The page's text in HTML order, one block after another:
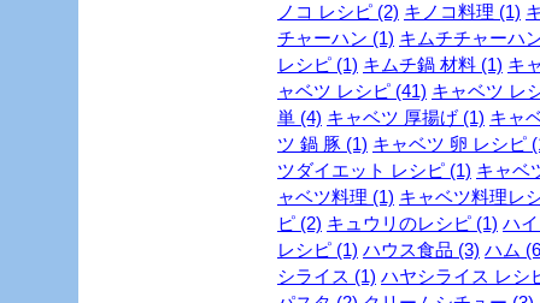
ノコ レシピ (2) キノコ料理 (1)
チャーハン (1) キムチチャーハ
レシピ (1) キムチ鍋 材料 (1) キ
ャベツ レシピ (41) キャベツ レ
単 (4) キャベツ 厚揚げ (1) キャ
ツ 鍋 豚 (1) キャベツ 卵 レシピ
ツダイエット レシピ (1) キャベ
ャベツ料理 (1) キャベツ料理レ
ピ (2) キュウリのレシピ (1) ハ
レシピ (1) ハウス食品 (3) ハム
シライス (1) ハヤシライス レシ